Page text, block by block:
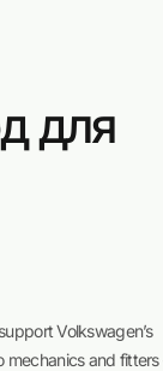
для
Volkswagen’s
mechanics and